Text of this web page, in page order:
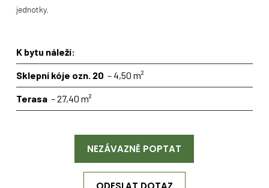
jednotky.
K bytu náleží:
Sklepní kóje ozn. 20 – 4,50 m²
Terasa– 27,40 m²
NEZÁVAZNĚ POPTAT